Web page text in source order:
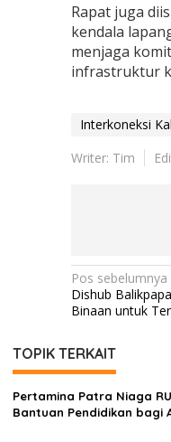
Rapat juga
kendala
menjaga
infrastruktur
Interkoneksi
Writer: Tim
Navigasi
pos
Pos sebelumnya
Dishub
Binaan untuk
TOPIK TERKAIT
Pertamina Patra Niaga
Bantuan Pendidikan bagi